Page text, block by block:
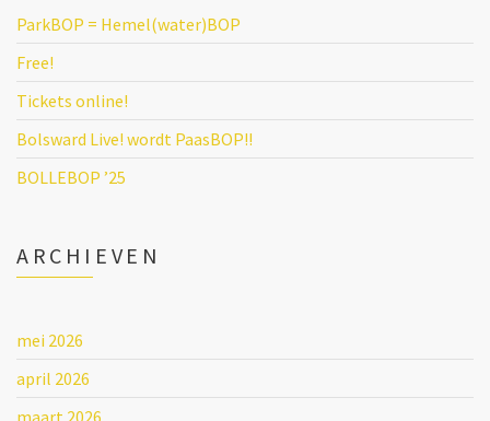
ParkBOP = Hemel(water)BOP
Free!
Tickets online!
Bolsward Live! wordt PaasBOP!!
BOLLEBOP ’25
ARCHIEVEN
mei 2026
april 2026